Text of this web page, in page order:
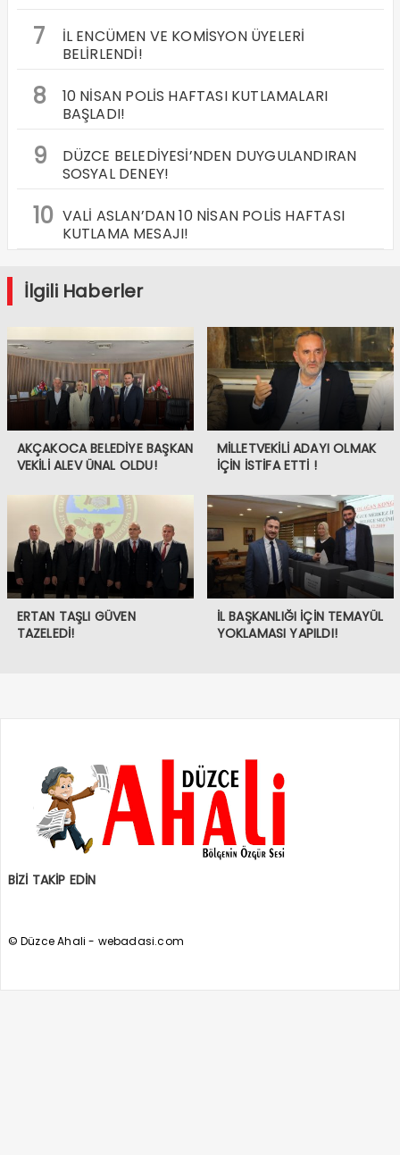
7
İL ENCÜMEN VE KOMİSYON ÜYELERİ
BELİRLENDİ!
8
10 NİSAN POLİS HAFTASI KUTLAMALARI
BAŞLADI!
9
DÜZCE BELEDİYESİ’NDEN DUYGULANDIRAN
SOSYAL DENEY!
10 VALİ ASLAN’DAN 10 NİSAN POLİS HAFTASI
KUTLAMA MESAJI!
İlgili Haberler
AKÇAKOCA BELEDİYE BAŞKAN
VEKİLİ ALEV ÜNAL OLDU!
MİLLETVEKİLİ ADAYI OLMAK
İÇİN İSTİFA ETTİ !
ERTAN TAŞLI GÜVEN
TAZELEDİ!
İL BAŞKANLIĞI İÇİN TEMAYÜL
YOKLAMASI YAPILDI!
BİZİ TAKİP EDİN
© Düzce Ahali - webadasi.com